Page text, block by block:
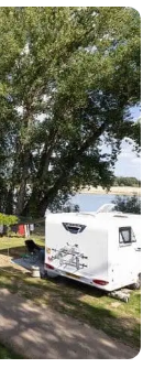
Montsoreau